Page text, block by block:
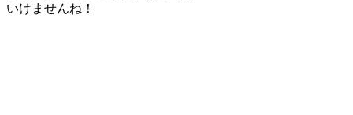
いけませんね！